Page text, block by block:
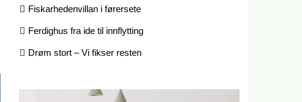
Fiskarhedenvillan i førersete
Ferdighus fra ide til innflytting
Drøm stort – Vi fikser resten